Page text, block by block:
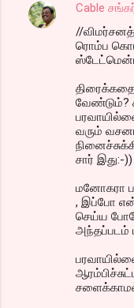
Cable
//
ரொம்ப
திரைக்கதை
வேண்டும்?
வரும்
சார் இது:-))
மனோகரா
, இப்போ
செய்ய
அந்தப்படம்